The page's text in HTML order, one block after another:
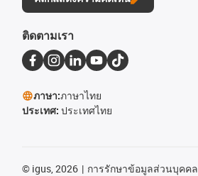
ติดตามเรา
ภาษา:ภาษาไทย
ประเทศ: ประเทศไทย
© igus, 2026 การรักษาข้อมูลส่วนบุคคล